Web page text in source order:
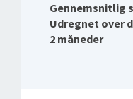
Gennemsnitlig
Udregnet over
2 måneder